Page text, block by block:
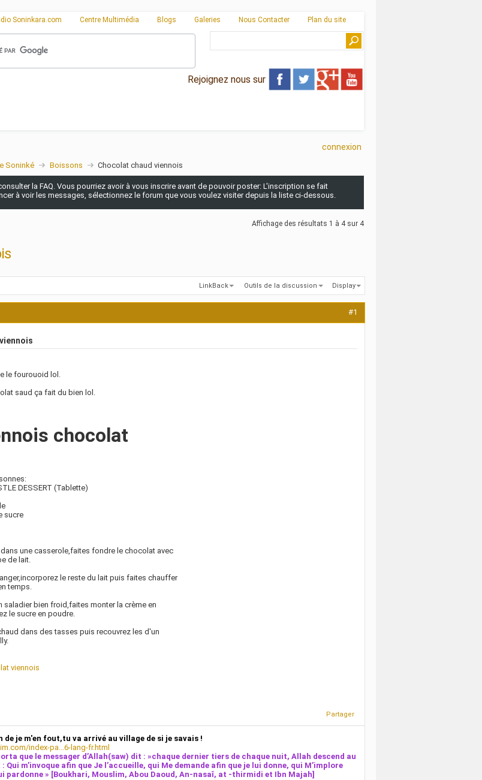
Soninkara.com Centre Multimédia Blogs Galeries Nous Contacter Plan du site
Rejoignez nous sur
connexion
Soninké Boissons Chocolat chaud viennois
la FAQ. Vous pourriez avoir à vous inscrire avant de pouvoir poster: L'inscription se fait
à voir les messages, sélectionnez le forum que vous voulez visiter depuis la liste ci-dessous.
Affichage des résultats 1 à 4 sur 4
LinkBack Outils de la discussion Display
#1
le fourouoid lol.
saud ça fait du bien lol.
chocolat
DESSERT (Tablette)
sucre
une casserole,faites fondre le chocolat avec
de lait.
le reste du lait puis faites chauffer
temps.
saladier bien froid,faites monter la crème en
le sucre en poudre.
dans des tasses puis recouvrez les d'un
viennois
Partager
de je m'en fout,tu va arrivé au village de si je savais !
index-pa...6-lang-fr.html
que le messager d’Allah(saw) dit : »chaque dernier tiers de chaque nuit, Allah descend au
Qui m’invoque afin que Je l’accueille, qui Me demande afin que je lui donne, qui M’implore
pardonne » [Boukhari, Mouslim, Abou Daoud, An-nasaî, at -thirmidi et Ibn Majah]